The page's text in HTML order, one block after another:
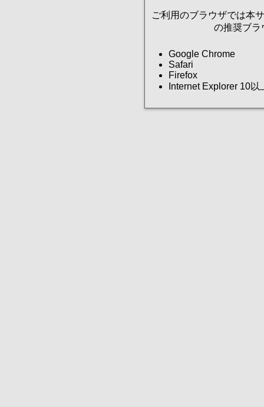
ご利用のブラウザでは本
の推奨ブラ
Google Chrome
Safari
Firefox
Internet Explorer 10以